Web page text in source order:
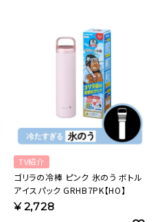
TV紹介
ゴリラの冷棒 ピンク 氷のう ボトル
アイスパック GRHB7PK【HO】
¥2,728